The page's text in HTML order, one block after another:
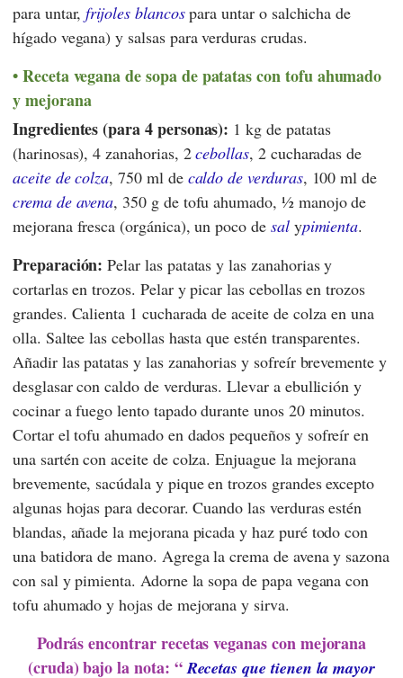
para untar,frijoles blancospara untar o salchicha de
hígado vegana) y salsas para verduras crudas.
Receta vegana de sopa de patatas con tofu ahumado
y mejorana
Ingredientes (para 4 personas): 1 kg de patatas
(harinosas), 4 zanahorias, 2cebollas, 2 cucharadas de
aceite de colza, 750 ml de caldo de verduras, 100 ml de
crema de avena, 350 g de tofu ahumado, ½ manojo de
mejorana fresca (orgánica), un poco de salypimienta.
Preparación: Pelar las patatas y las zanahorias y
cortarlas en trozos. Pelar y picar las cebollas en trozos
grandes. Calienta 1 cucharada de aceite de colza en una
olla. Saltee las cebollas hasta que estén transparentes.
Añadir las patatas y las zanahorias y sofreír brevemente y
desglasar con caldo de verduras. Llevar a ebullición y
cocinar a fuego lento tapado durante unos 20 minutos.
Cortar el tofu ahumado en dados pequeños y sofreír en
una sartén con aceite de colza. Enjuague la mejorana
brevemente, sacúdala y pique en trozos grandes excepto
algunas hojas para decorar. Cuando las verduras estén
blandas, añade la mejorana picada y haz puré todo con
una batidora de mano. Agrega la crema de avena y sazona
con sal y pimienta. Adorne la sopa de papa vegana con
tofu ahumado y hojas de mejorana y sirva.
Podrás encontrar recetas veganas con mejorana
(cruda) bajo la nota: “Recetas que tienen la mayor